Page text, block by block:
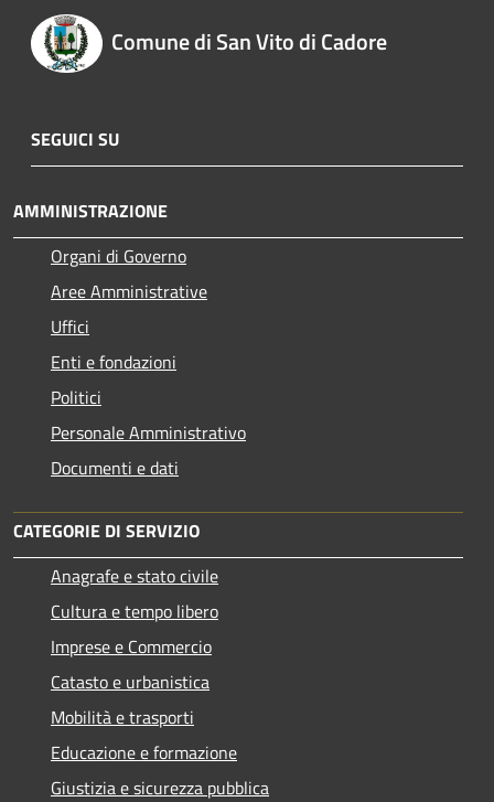
Comune di San Vito di Cadore
SEGUICI SU
AMMINISTRAZIONE
Organi di Governo
Aree Amministrative
Uffici
Enti e fondazioni
Politici
Personale Amministrativo
Documenti e dati
CATEGORIE DI SERVIZIO
Anagrafe e stato civile
Cultura e tempo libero
Imprese e Commercio
Catasto e urbanistica
Mobilità e trasporti
Educazione e formazione
Giustizia e sicurezza pubblica